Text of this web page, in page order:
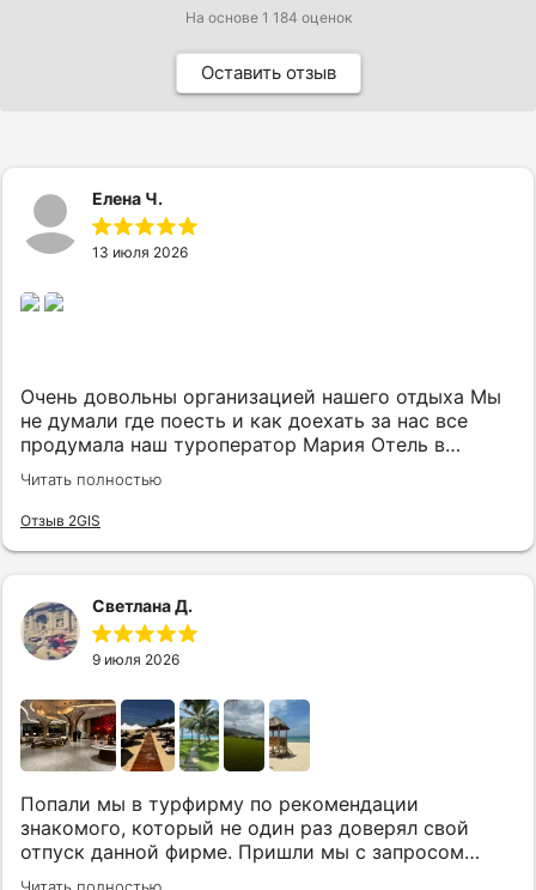
На основе 1 184 оценок
Оставить отзыв
Елена Ч.
13 июля 2026
Очень довольны организацией нашего отдыха Мы
не думали где поесть и как доехать за нас все
продумала наш туроператор Мария Отель в
котором мы жили находится в тихом месте в
шаговой доступности большое количество
достопримечательностей и мест где можно
Читать полностью
Отзыв 2GIS
Светлана Д.
9 июля 2026
Попали мы в турфирму по рекомендации
знакомого, который не один раз доверял свой
отпуск данной фирме. Пришли мы с запросом
«хочу то, не знаю что», было несколько
Читать полностью